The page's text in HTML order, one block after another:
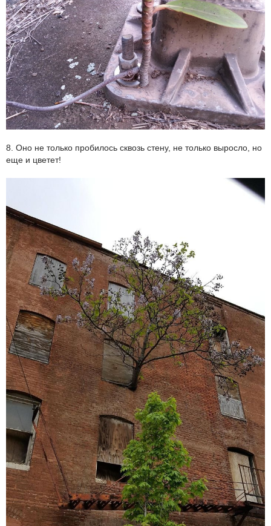
8. Оно не только пробилось сквозь стену, не только выросло, но
еще и цветет!